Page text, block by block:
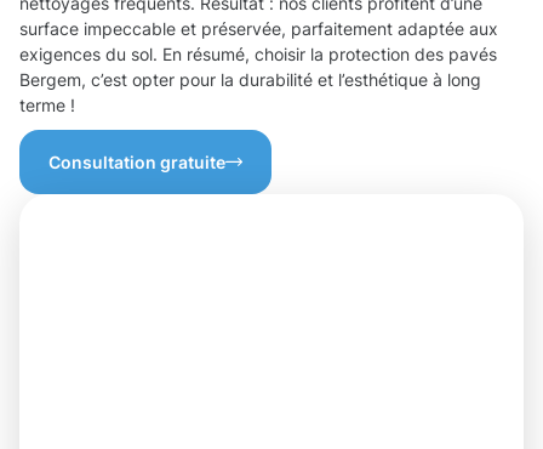
surface impeccable et préservée, parfaitement adaptée aux
exigences du sol. En résumé, choisir la protection des pavés
Bergem, c’est opter pour la durabilité et l’esthétique à long
terme !
Consultation gratuite